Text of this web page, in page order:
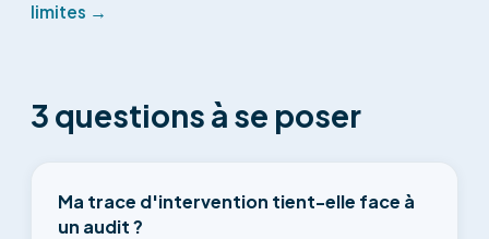
limites →
3 questions à se poser
Ma trace d'intervention tient-elle face à
un audit ?